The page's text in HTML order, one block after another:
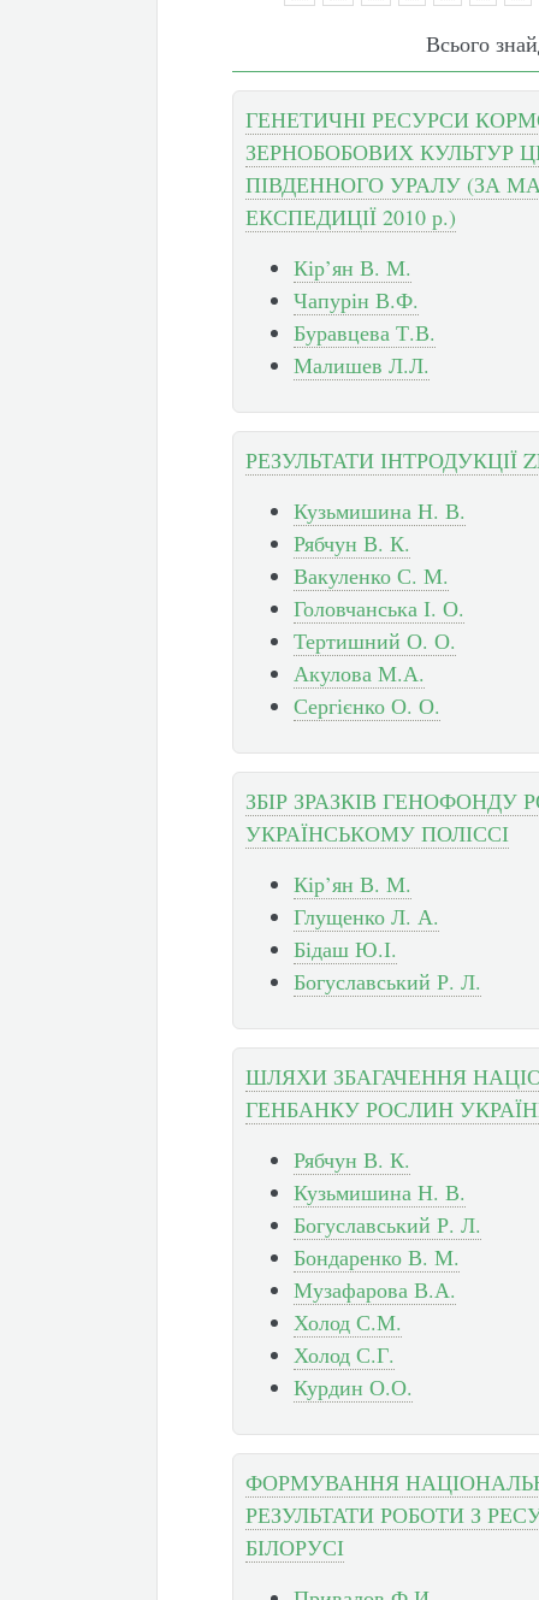
Всього
ГЕНЕТИЧНІ РЕСУРСИ
ЗЕРНОБОБОВИХ КУЛЬТУР
ПІВДЕННОГО УРАЛУ (ЗА
ЕКСПЕДИЦІЇ 2010 р.)
Кір’ян В. М.
Чапурін В.Ф.
Буравцева Т.В.
Малишев Л.Л.
РЕЗУЛЬТАТИ ІНТРОДУКЦІЇ
Кузьмишина Н. В.
Рябчун В. К.
Вакуленко С. М.
Головчанська І. О.
Тертишний О. О.
Акулова М.А.
Сергієнко О. О.
ЗБІР ЗРАЗКІВ ГЕНОФОНДУ
УКРАЇНСЬКОМУ ПОЛІССІ
Кір’ян В. М.
Глущенко Л. А.
Бідаш Ю.І.
Богуславський Р. Л.
ШЛЯХИ ЗБАГАЧЕННЯ
ГЕНБАНКУ РОСЛИН
Рябчун В. К.
Кузьмишина Н. В.
Богуславський Р. Л.
Бондаренко В. М.
Музафарова В.А.
Холод С.М.
Холод С.Г.
Курдин О.О.
ФОРМУВАННЯ
РЕЗУЛЬТАТИ РОБОТИ З
БІЛОРУСІ